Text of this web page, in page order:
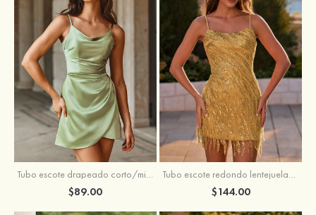
Tubo escote drapeado corto/mini tela charmeuse vestido para homecoming
$89.00
Tubo escote redondo lentejuelas corto vestido para homecoming
$144.00